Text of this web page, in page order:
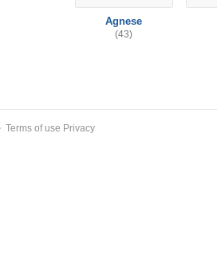
Agnese
(43)
Terms of use Privacy